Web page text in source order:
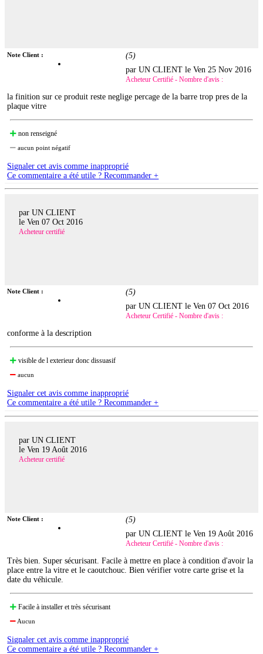
Note Client : (5)
par UN CLIENT leVen 25 Nov 2016
Acheteur Certifié - Nombre d'avis :
la finition sur ce produit reste neglige percage de la barre trop pres de la
plaque vitre
non renseigné
aucun point négatif
Signaler cet avis comme inapproprié
Ce commentaire a été utile ? Recommander +
par UN CLIENT
le Ven 07 Oct 2016
Acheteur certifié
Note Client : (5)
par UN CLIENT leVen 07 Oct 2016
Acheteur Certifié - Nombre d'avis :
conforme à la description
visible de l exterieur donc dissuasif
aucun
Signaler cet avis comme inapproprié
Ce commentaire a été utile ? Recommander +
par UN CLIENT
le Ven 19 Août 2016
Acheteur certifié
Note Client : (5)
par UN CLIENT leVen 19 Août 2016
Acheteur Certifié - Nombre d'avis :
Très bien. Super sécurisant. Facile à mettre en place à condition d'avoir la
place entre la vitre et le caoutchouc. Bien vérifier votre carte grise et la
date du véhicule.
Facile à installer et très sécurisant
Aucun
Signaler cet avis comme inapproprié
Ce commentaire a été utile ? Recommander +